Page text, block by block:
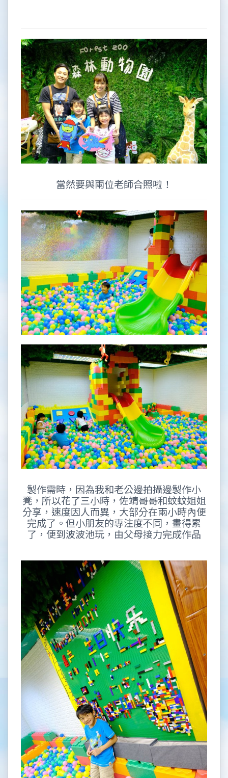
當然要與兩位老師合照啦！
製作需時，因為我和老公邊拍攝邊製作小
凳，所以花了三小時，佐靖哥哥和蚊蚊姐姐
分享，速度因人而異，大部分在兩小時內便
完成了。但小朋友的專注度不同，畫得累
了，便到波波池玩，由父母接力完成作品